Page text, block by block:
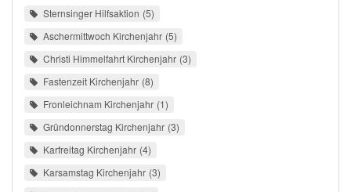
Sternsinger Hilfsaktion 5
Aschermittwoch Kirchenjahr 5
Christi Himmelfahrt Kirchenjahr 3
Fastenzeit Kirchenjahr 8
Fronleichnam Kirchenjahr 1
Gründonnerstag Kirchenjahr 3
Karfreitag Kirchenjahr 4
Karsamstag Kirchenjahr 3